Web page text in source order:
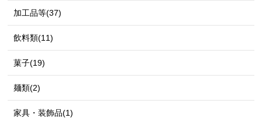
加工品等(37)
飲料類(11)
菓子(19)
麺類(2)
家具・装飾品(1)